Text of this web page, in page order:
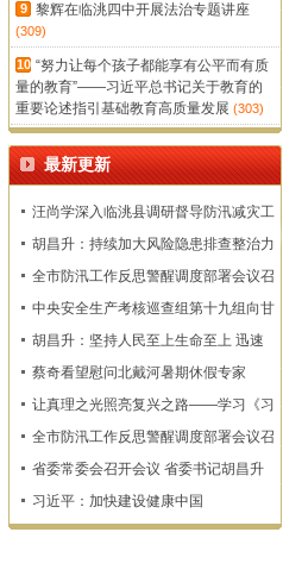
9 黎辉在临洮四中开展法治专题讲座
(309)
10 “努力让每个孩子都能享有公平而有质
量的教育”——习近平总书记关于教育的
重要论述指引基础教育高质量发展 (303)
最新更新
汪尚学深入临洮县调研督导防汛减灾工
作
胡昌升：持续加大风险隐患排查整治力
度 确保监测预警和群众转移避险到位
全市防汛工作反思警醒调度部署会议召
开
中央安全生产考核巡查组第十九组向甘
肃省反馈明查暗访情况
胡昌升：坚持人民至上生命至上 迅速
查漏补缺固强补弱 坚决维护人民群众
蔡奇看望慰问北戴河暑期休假专家
让真理之光照亮复兴之路——学习《习
近平谈治国理政》第一至五卷
全市防汛工作反思警醒调度部署会议召
开
省委常委会召开会议 省委书记胡昌升
主持
习近平：加快建设健康中国